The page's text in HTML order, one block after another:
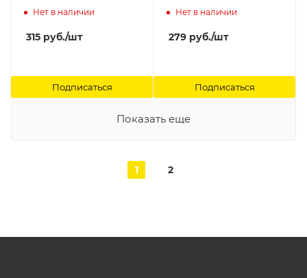
Модель-Сервис
Нет в наличии
315 руб./шт
Подписаться
MR.HOBBY 10мл. SEMI-
Sangyo
Нет в наличии
279 руб./шт
Подписаться
Показать еще
1 2